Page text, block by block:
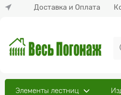
Доставка и Оплата
Элементы лестниц